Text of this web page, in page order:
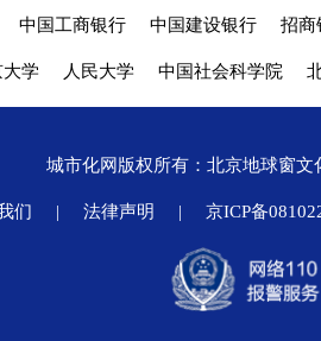
中国工商银行 中国建设银行 招商
大学 人民大学 中国社会科学院
城市化网版权所有：北京地球窗
们 | 法律声明 | 京ICP备